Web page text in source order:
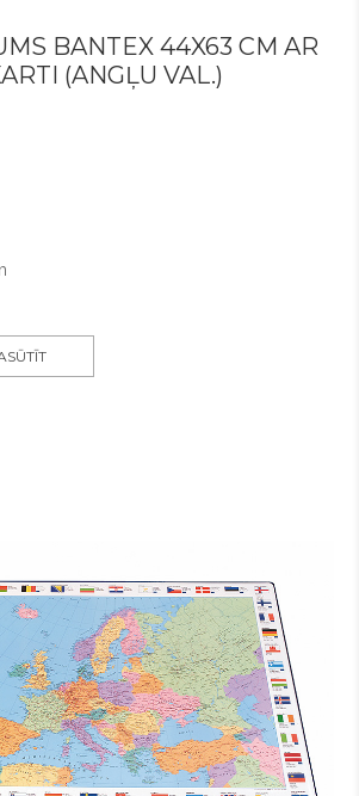
BANTEX 44X63 CM AR
(ANGĻU VAL.)